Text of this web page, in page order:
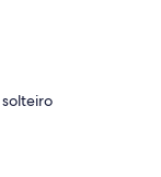
solteiro